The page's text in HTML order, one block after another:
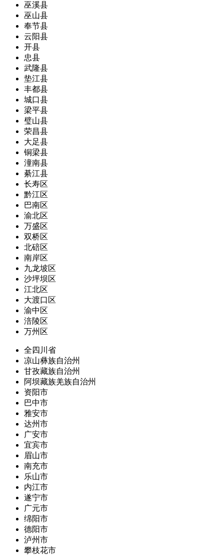
巫溪县
巫山县
奉节县
云阳县
开县
忠县
武隆县
垫江县
丰都县
城口县
梁平县
璧山县
荣昌县
大足县
铜梁县
潼南县
綦江县
长寿区
黔江区
巴南区
渝北区
万盛区
双桥区
北碚区
南岸区
九龙坡区
沙坪坝区
江北区
大渡口区
渝中区
涪陵区
万州区
全四川省
凉山彝族自治州
甘孜藏族自治州
阿坝藏族羌族自治州
资阳市
巴中市
雅安市
达州市
广安市
宜宾市
眉山市
南充市
乐山市
内江市
遂宁市
广元市
绵阳市
德阳市
泸州市
攀枝花市